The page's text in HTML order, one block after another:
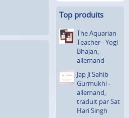
Top produits
The Aquarian
Teacher - Yogi
Bhajan,
allemand
Jap Ji Sahib
Gurmukhi -
allemand,
traduit par Sat
Hari Singh